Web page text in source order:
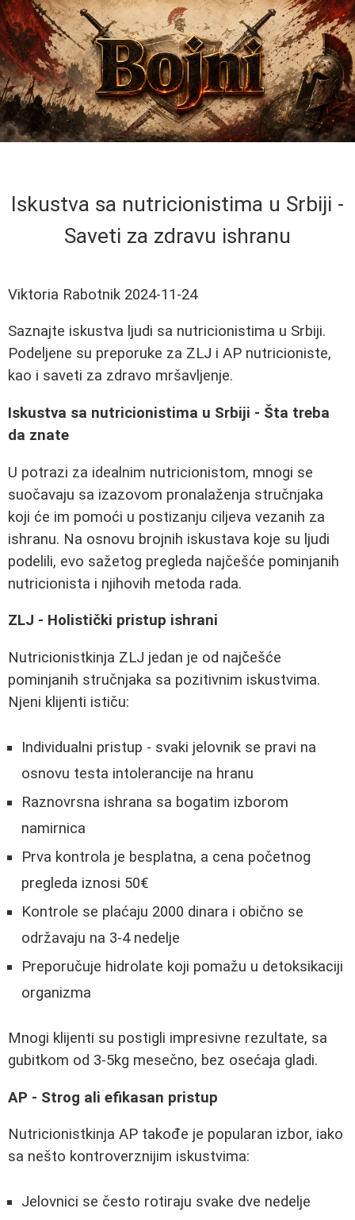
Iskustva sa nutricionistima u Srbiji -
Saveti za zdravu ishranu
Viktoria Rabotnik 2024-11-24
Saznajte iskustva ljudi sa nutricionistima u Srbiji.
Podeljene su preporuke za ZLJ i AP nutricioniste,
kao i saveti za zdravo mršavljenje.
Iskustva sa nutricionistima u Srbiji - Šta treba
da znate
U potrazi za idealnim nutricionistom, mnogi se
suočavaju sa izazovom pronalaženja stručnjaka
koji će im pomoći u postizanju ciljeva vezanih za
ishranu. Na osnovu brojnih iskustava koje su ljudi
podelili, evo sažetog pregleda najčešće pominjanih
nutricionista i njihovih metoda rada.
ZLJ - Holistički pristup ishrani
Nutricionistkinja ZLJ jedan je od najčešće
pominjanih stručnjaka sa pozitivnim iskustvima.
Njeni klijenti ističu:
Individualni pristup - svaki jelovnik se pravi na
osnovu testa intolerancije na hranu
Raznovrsna ishrana sa bogatim izborom
namirnica
Prva kontrola je besplatna, a cena početnog
pregleda iznosi 50€
Kontrole se plaćaju 2000 dinara i obično se
održavaju na 3-4 nedelje
Preporučuje hidrolate koji pomažu u detoksikaciji
organizma
Mnogi klijenti su postigli impresivne rezultate, sa
gubitkom od 3-5kg mesečno, bez osećaja gladi.
AP - Strog ali efikasan pristup
Nutricionistkinja AP takođe je popularan izbor, iako
sa nešto kontroverznijim iskustvima:
Jelovnici se često rotiraju svake dve nedelje